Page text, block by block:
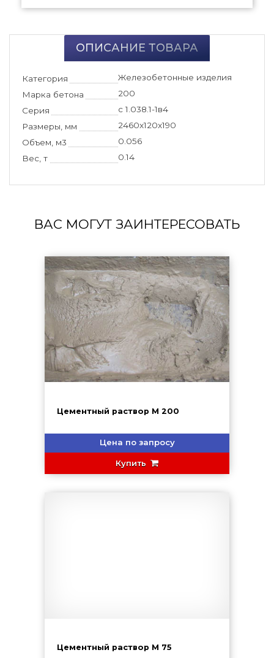
ОПИСАНИЕ ТОВАРА
Категория
Железобетонные изделия
Марка бетона
200
Серия
с 1.038.1-1в4
Размеры, мм
2460x120x190
Объем, м3
0.056
Вес, т
0.14
ВАС МОГУТ ЗАИНТЕРЕСОВАТЬ
Цементный раствор М 200
Цена по запросу
Купить
Цементный раствор М 75